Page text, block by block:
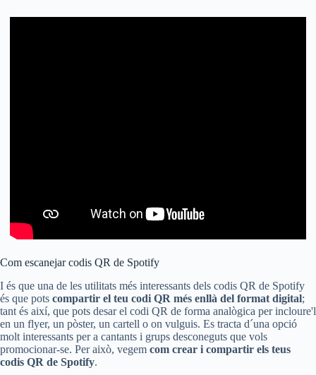
Com escanejar codis QR de Spotify
I és que una de les utilitats més interessants dels codis QR de Spotify
és que pots compartir el teu codi QR més enllà del format digital;
tant és així, que pots desar el codi QR de forma analògica per incloure'l
en un flyer, un pòster, un cartell o on vulguis. Es tracta d´una opció
molt interessants per a cantants i grups desconeguts que vols
promocionar-se. Per això, vegem com crear i compartir els teus
codis QR de Spotify.